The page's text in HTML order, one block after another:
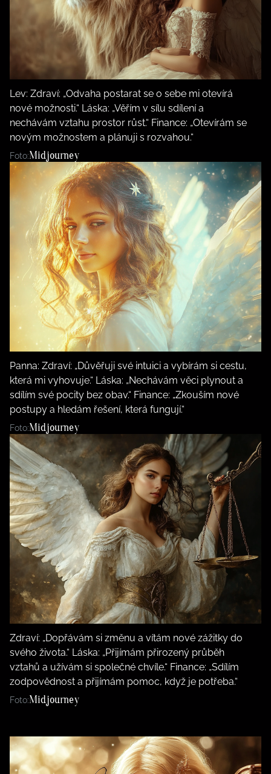
Lev: Zdraví: „Odvaha postarat se o sebe mi otevírá
nové možnosti.“ Láska: „Věřím v sílu sdílení a
nechávám vztahu prostor růst.“ Finance: „Otevírám se
novým možnostem a plánuji s rozvahou.“
Foto:Midjourney
Panna: Zdraví: „Důvěřuji své intuici a vybírám si cestu,
která mi vyhovuje.“ Láska: „Nechávám věci plynout a
sdílím své pocity bez obav.“ Finance: „Zkouším nové
postupy a hledám řešení, která fungují.“
Foto:Midjourney
Zdraví: „Dopřávám si změnu a vítám nové zážitky do
svého života.“ Láska: „Přijímám přirozený průběh
vztahů a užívám si společné chvíle.“ Finance: „Sdílím
zodpovědnost a přijímám pomoc, když je potřeba.“
Foto:Midjourney